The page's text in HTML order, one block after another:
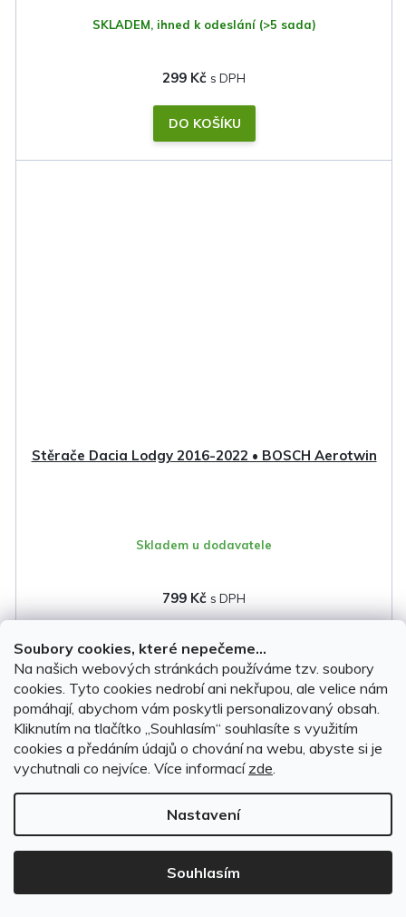
Soubory cookies, které nepečeme...
Na našich webových stránkách používáme tzv. soubory
cookies. Tyto cookies nedrobí ani nekřupou, ale velice nám
pomáhají, abychom vám poskytli personalizovaný obsah.
Kliknutím na tlačítko ,,Souhlasím“ souhlasíte s využitím
cookies a předáním údajů o chování na webu, abyste si je
vychutnali co nejvíce. Více informací zde.
Nastavení
Souhlasím
SKLADEM, ihned k odeslání (>5 sada)
299 Kč
DO KOŠÍKU
Stěrače Dacia Lodgy 2016-2022 • BOSCH Aerotwin
Skladem u dodavatele
799 Kč
DO KOŠÍKU
Český výrobek